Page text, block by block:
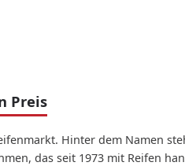
Preis
Hinter dem Namen
das seit 1973 mit Reifen